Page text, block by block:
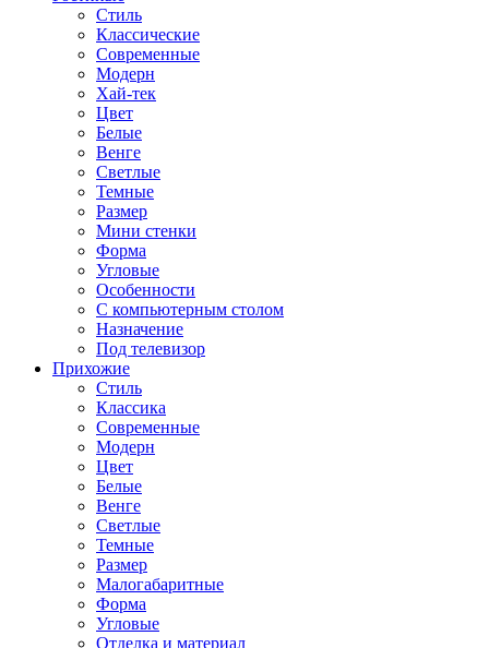
Стиль
Классические
Современные
Модерн
Хай-тек
Цвет
Белые
Венге
Светлые
Темные
Размер
Мини стенки
Форма
Угловые
Особенности
С компьютерным столом
Назначение
Под телевизор
Прихожие
Стиль
Классика
Современные
Модерн
Цвет
Белые
Венге
Светлые
Темные
Размер
Малогабаритные
Форма
Угловые
Отделка и материал